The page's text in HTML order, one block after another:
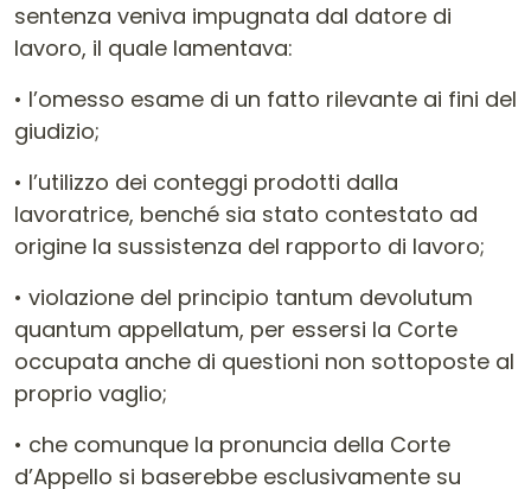
sentenza veniva impugnata dal datore di
lavoro, il quale lamentava:
• l’omesso esame di un fatto rilevante ai fini del
giudizio;
• l’utilizzo dei conteggi prodotti dalla
lavoratrice, benché sia stato contestato ad
origine la sussistenza del rapporto di lavoro;
• violazione del principio tantum devolutum
quantum appellatum, per essersi la Corte
occupata anche di questioni non sottoposte al
proprio vaglio;
• che comunque la pronuncia della Corte
d’Appello si baserebbe esclusivamente su